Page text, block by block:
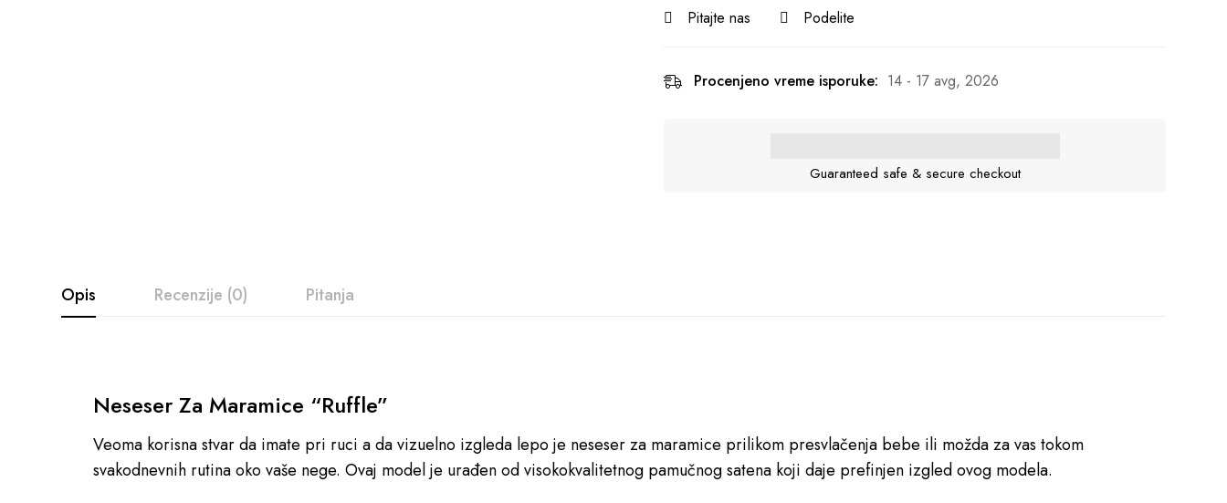
Pitajte nas Podelite
Procenjeno vreme isporuke: 14 - 17 avg, 2026
Guaranteed safe & secure checkout
Opis Recenzije (0) Pitanja
Neseser Za Maramice “Ruffle”
Veoma korisna stvar da imate pri ruci a da vizuelno izgleda lepo je neseser za maramice prilikom presvlačenja bebe ili možda za vas tokom
svakodnevnih rutina oko vaše nege. Ovaj model je urađen od visokokvalitetnog pamučnog satena koji daje prefinjen izgled ovog modela.